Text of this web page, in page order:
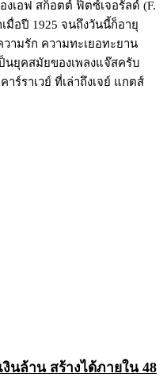
งเอฟ สก็อตต์ ฟิตซ์เจอรัลด์ (F.
เมื่อปี 1925 จนถึงวันนี้ก็อายุ
วามรัก ความทะเยอทะยาน
นยุคสมัยของเพลงแจ๊สครับ
ร์ราเวย์ ที่เล่าถึงเจย์ แกตส์
นล้าน สร้างได้ภายใน 48